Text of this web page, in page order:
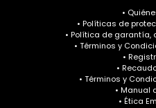
•
• Políticas de
• Política de garantía,
• Términos y
•
•
• Términos y
• Manual
• Ética